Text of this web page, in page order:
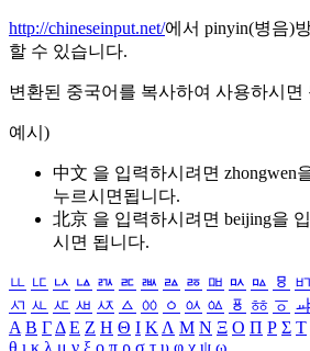
http://chineseinput.net/에서 pinyin(병음)
할 수 있습니다.
변환된 중국어를 복사하여 사용하시면
예시)
中文 을 입력하시려면 zhongwen
누르시면됩니다.
北京 을 입력하시려면 beijing을
시면 됩니다.
ㅥ ㅦ ㅧ ㅨ ㅩ ㅪ ㅫ ㅬ ㅭ ㅮ ㅯ ㅰ ㅱ ㅲ
ㅺ ㅻ ㅼ ㅽ ㅾ ㅿ ㆀ ㆁ ㆂ ㆃ ㆄ ㆅ ㆆ ㆇ
Α Β ΓΔ Ε Ζ Η Θ Ι ΚΛ Μ Ν Ξ Ο Π Ρ Σ Τ